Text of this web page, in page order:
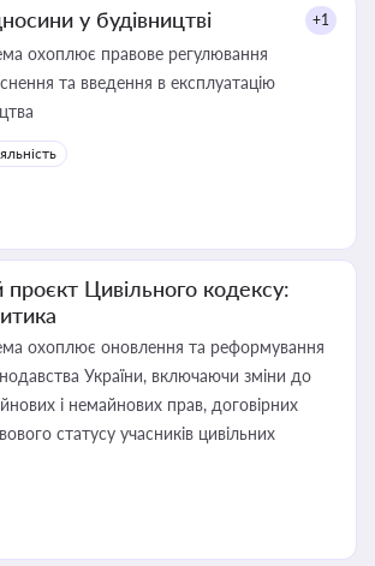
у будівництві +1
охоплює правове регулювання
та введення в експлуатацію
проєкт Цивільного кодексу:
охоплює оновлення та реформування
України, включаючи зміни до
і немайнових прав, договірних
статусу учасників цивільних